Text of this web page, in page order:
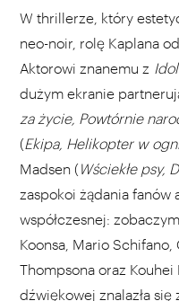
W thrillerze, który
neo-noir, rolę Kaplana
Aktorowi znanemu z
dużym ekranie
za życie, Powtórnie
(Ekipa, Helikopter w
Madsen (Wściekłe psy,
zaspokoi żądania fanów
współczesnej:
Koonsa, Mario
Thompsona oraz
dźwiękowej znalazła